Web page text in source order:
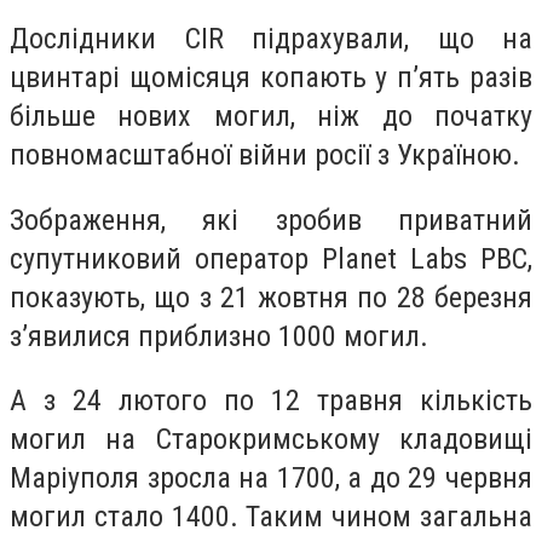
Дослідники CIR підрахували, що на
цвинтарі щомісяця копають у п’ять разів
більше нових могил, ніж до початку
повномасштабної війни росії з Україною.
Зображення, які зробив приватний
супутниковий оператор Planet Labs PBC,
показують, що з 21 жовтня по 28 березня
зʼявилися приблизно 1000 могил.
А з 24 лютого по 12 травня кількість
могил на Старокримському кладовищі
Маріуполя зросла на 1700, а до 29 червня
могил стало 1400. Таким чином загальна